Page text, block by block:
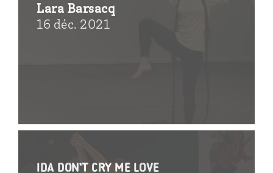
Lara Barsacq
16 déc. 2021
Ida don’t cry me love